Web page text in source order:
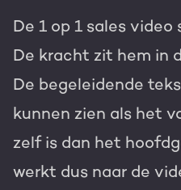
De 1 op 1 sales
De kracht zit hem in
De begeleidende
kunnen zien als het
zelf is dan het
werkt dus naar de